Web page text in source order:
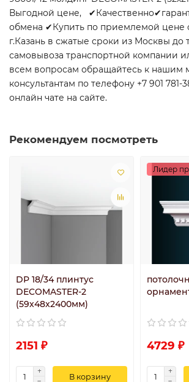
Выгодной цене,
обмена ✔Купить по приемлемой цене
г.Казань в сжатые сроки из Москвы до
самовывоза транспортной компании
всем вопросам обращайтесь к нашим
консультантам по телефону +7 901 781-
онлайн чате на сайте.
Рекомендуем посмотреть
DP 18/34 плинтус
DECOMASTER-2
(59х48x2400мм)
2151 ₽
В корзину
Лидер
4729 ₽